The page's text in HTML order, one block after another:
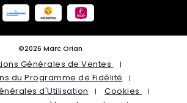
©2026 Marc Orian
Générales de Ventes
du Programme de Fidélité
d'Utilisation
Cookies